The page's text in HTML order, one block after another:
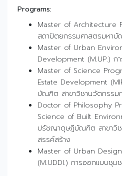
Programs:
Master of Architecture
สถาปัตยกรรมศาสตรมหา
Master of Urban
Development (M.UP.) ก
Master of Science
Estate Development
บัณฑิต สาขาวิชานวัตกรร
Doctor of Philosophy
Science of Built
ปรัชญาดุษฎีบัณฑิต สาขาวิ
สรรค์สร้าง
Master of Urban
(M.UDDI.) การออกแบบชุ